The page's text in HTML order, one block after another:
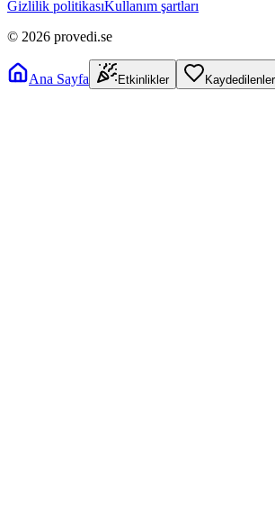
Gizlilik politikasıKullanım şartları
© 2026 provedi.se
Ana Sayfa Etkinlikler Kaydedilenler